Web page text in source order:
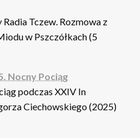
Tczew. Rozmowa z
w Pszczółkach (5
Nocny Pociąg
podczas XXIV In
Ciechowskiego (2025)